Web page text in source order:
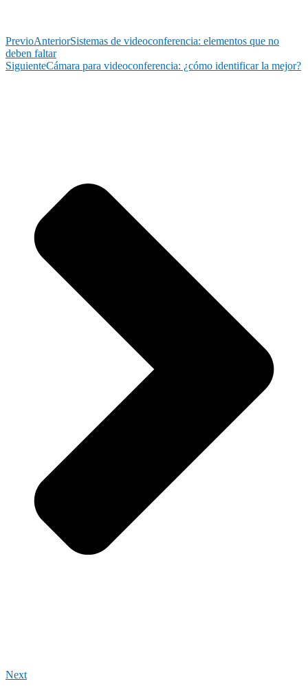
PrevioAnteriorSistemas de videoconferencia: elementos que no
deben faltar
SiguienteCámara para videoconferencia: ¿cómo identificar la mejor?
Next